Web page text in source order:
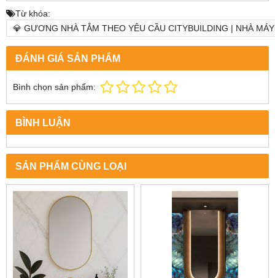
Từ khóa:
💎 GƯƠNG NHÀ TẮM THEO YÊU CẦU CITYBUILDING | NHÀ
ĐÁNH GIÁ SẢN PHẨM
Bình chọn sản phẩm:
BÌNH LUẬN
SẢN PHẨM CÙNG LOẠI